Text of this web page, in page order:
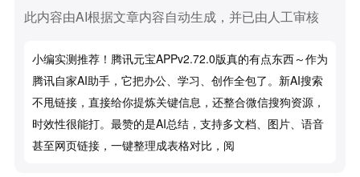
此内容由AI根据文章内容自动生成，并已由人工审核
小编实测推荐！腾讯元宝APPv2.72.0版真的有点东西～作为
腾讯自家AI助手，它把办公、学习、创作全包了。新AI搜索
不甩链接，直接给你提炼关键信息，还整合微信搜狗资源，
时效性很能打。最赞的是AI总结，支持多文档、图片、语音
甚至网页链接，一键整理成表格对比，阅